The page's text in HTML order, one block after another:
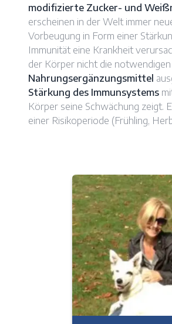
modifizierte Zucker- und
erscheinen in der Welt immer
Vorbeugung in Form einer
Immunität eine Krankheit
der Körper nicht die
Nahrungsergänzungsmittel
Stärkung des Immunsystems
Körper seine Schwächung zeigt.
einer Risikoperiode (Frühling,